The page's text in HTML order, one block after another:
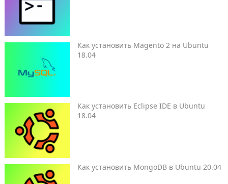
Как установить Magento 2 на Ubuntu
18.04
Как установить Eclipse IDE в Ubuntu
18.04
Как установить MongoDB в Ubuntu 20.04